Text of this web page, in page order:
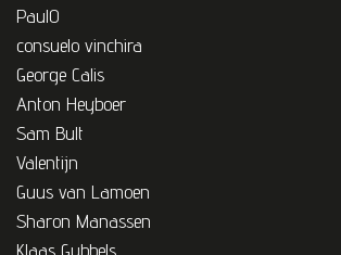
PaulO
consuelo vinchira
George Calis
Anton Heyboer
Sam Bult
Valentijn
Guus van Lamoen
Sharon Manassen
Klaas Gubbels